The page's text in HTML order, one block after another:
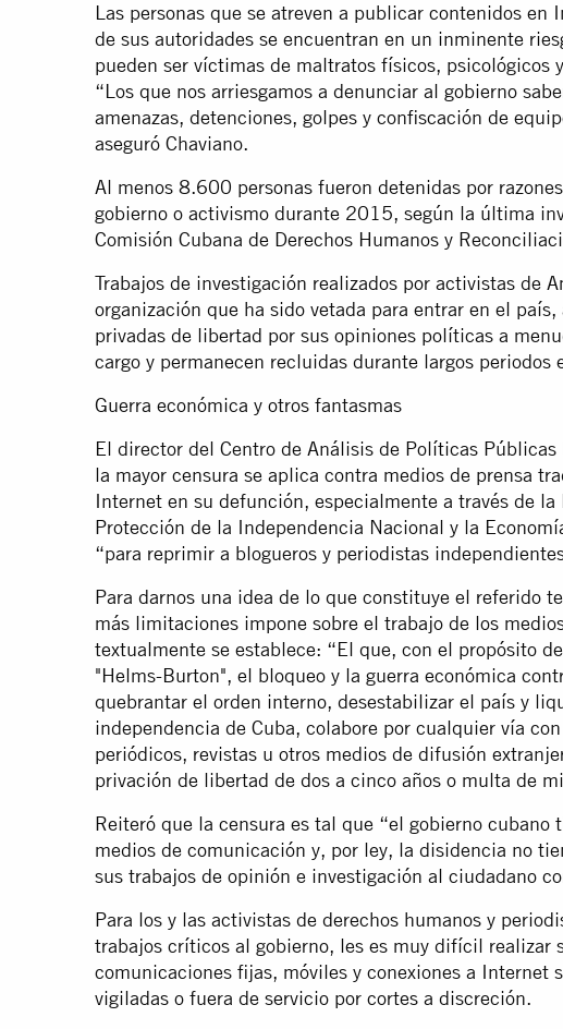
Las personas que se atreven a publicar contenidos en
de sus autoridades se encuentran en un inminente
pueden ser víctimas de maltratos físicos, psicológicos
“Los que nos arriesgamos a denunciar al gobierno
amenazas, detenciones, golpes y confiscación de
aseguró Chaviano.
Al menos 8.600 personas fueron detenidas por
gobierno o activismo durante 2015, según la última
Comisión Cubana de Derechos Humanos y
Trabajos de investigación realizados por activistas de
organización que ha sido vetada para entrar en el país,
privadas de libertad por sus opiniones políticas a
cargo y permanecen recluidas durante largos periodos
Guerra económica y otros fantasmas
El director del Centro de Análisis de Políticas
la mayor censura se aplica contra medios de prensa
Internet en su defunción, especialmente a través de
Protección de la Independencia Nacional y la
“para reprimir a blogueros y periodistas
Para darnos una idea de lo que constituye el referido
más limitaciones impone sobre el trabajo de los
textualmente se establece: “El que, con el propósito
"Helms-Burton", el bloqueo y la guerra económica
quebrantar el orden interno, desestabilizar el país y
independencia de Cuba, colabore por cualquier vía
periódicos, revistas u otros medios de difusión
privación de libertad de dos a cinco años o multa de
Reiteró que la censura es tal que “el gobierno cubano
medios de comunicación y, por ley, la disidencia no
sus trabajos de opinión e investigación al ciudadano
Para los y las activistas de derechos humanos y
trabajos críticos al gobierno, les es muy difícil realizar
comunicaciones fijas, móviles y conexiones a Internet
vigiladas o fuera de servicio por cortes a discreción.